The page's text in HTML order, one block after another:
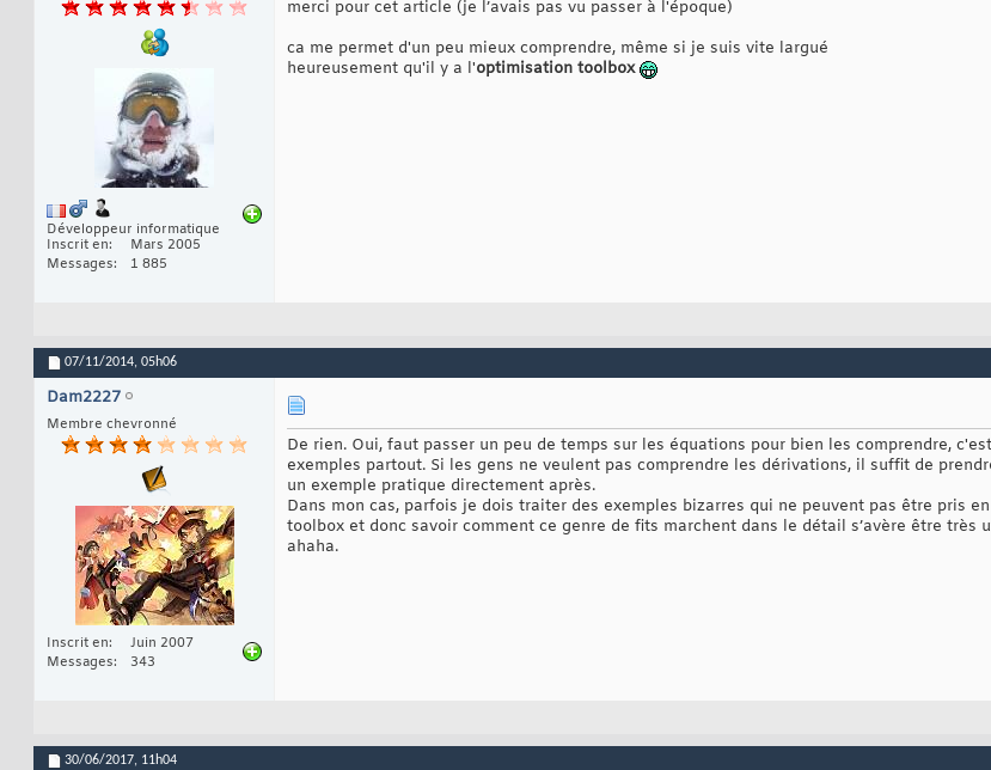
Développeur informatique
Inscrit en
Mars 2005
Messages
1 885
merci pour cet article (je l’avais pas vu passer à l'époque)
ca me permet d'un peu mieux comprendre, même si je suis vite largué
heureusement qu'il y a l'optimisation toolbox
07/11/2014, 05h06
Dam2227
Membre chevronné
Inscrit en
Juin 2007
Messages
343
De rien. Oui, faut passer un peu de temps sur les équations pour bien les comprendre,
exemples partout. Si les gens ne veulent pas comprendre les dérivations, il suffit de
un exemple pratique directement après.
Dans mon cas, parfois je dois traiter des exemples bizarres qui ne peuvent pas être pris
toolbox et donc savoir comment ce genre de fits marchent dans le détail s’avère être
ahaha.
30/06/2017, 11h04